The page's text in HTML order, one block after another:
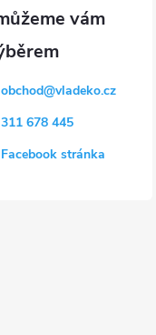
obchod@vladeko.cz
311 678 445
Facebook stránka